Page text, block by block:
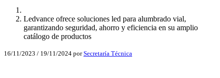
Ledvance ofrece soluciones led para alumbrado vial,
garantizando seguridad, ahorro y eficiencia en su amplio
catálogo de productos
16/11/2023 / 19/11/2024 porSecretaría Técnica